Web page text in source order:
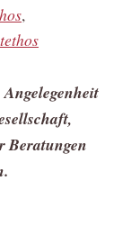
,
Beratungen